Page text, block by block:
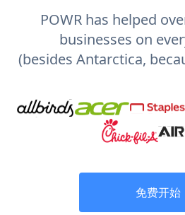
POWR has helped
businesses on
(besides Antarctica,
免费开始